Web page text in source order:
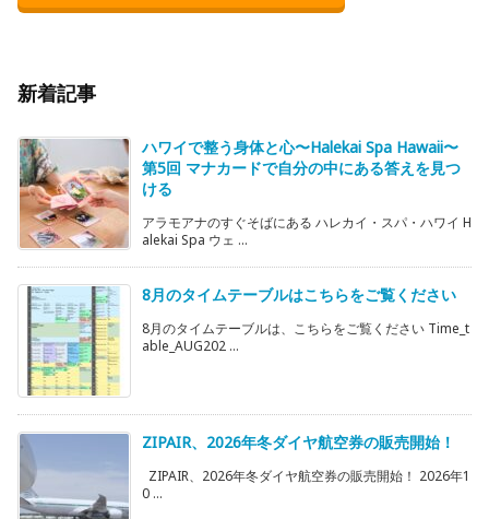
新着記事
ハワイで整う身体と心〜Halekai Spa Hawaii〜
第5回 マナカードで自分の中にある答えを見つ
ける
アラモアナのすぐそばにある ハレカイ・スパ・ハワイ H
alekai Spa ウェ ...
8月のタイムテーブルはこちらをご覧ください
8月のタイムテーブルは、こちらをご覧ください Time_t
able_AUG202 ...
ZIPAIR、2026年冬ダイヤ航空券の販売開始！
ZIPAIR、2026年冬ダイヤ航空券の販売開始！ 2026年1
0 ...